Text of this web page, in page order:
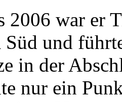
2006 war er
und
in der
nur ein